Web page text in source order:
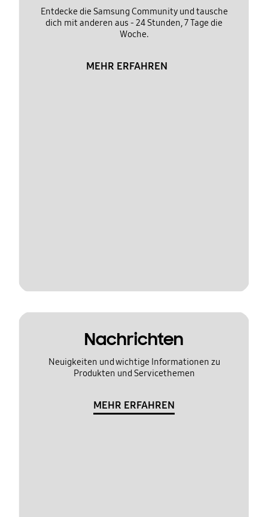
Entdecke die Samsung Community und tausche
dich mit anderen aus - 24 Stunden, 7 Tage die
Woche.
MEHR ERFAHREN
Nachrichten
Neuigkeiten und wichtige Informationen zu
Produkten und Servicethemen
MEHR ERFAHREN